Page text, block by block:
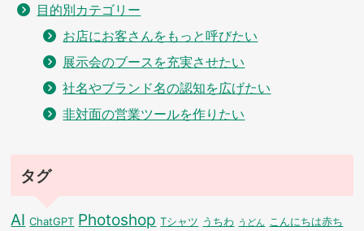
目的別カテゴリー
お店にお客さんをもっと呼びたい
展示会のブースを充実させたい
社名やブランド名の認知を広げたい
非対面の営業ツールを作りたい
タグ
AI ChatGPT Photoshop Tシャツ うちわ うどん こんにちは赤ち